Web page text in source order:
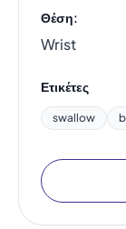
Θέση:
Wrist
Ετικέτες
swallow